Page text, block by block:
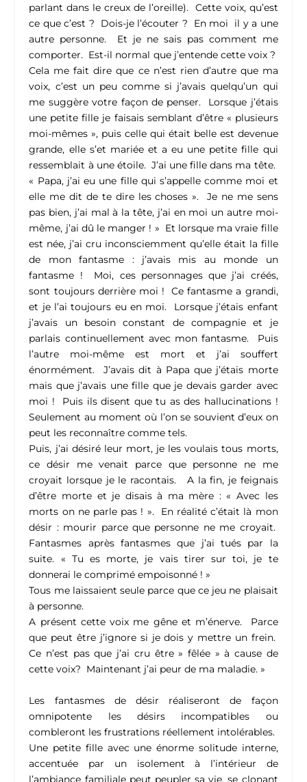
parlant dans le creux de l’oreille). Cette voix, qu’est
ce que c’est ? Dois-je l’écouter ? En moi il y a une
autre personne. Et je ne sais pas comment me
comporter. Est-il normal que j’entende cette voix ?
Cela me fait dire que ce n’est rien d’autre que ma
voix, c’est un peu comme si j’avais quelqu’un qui
me suggère votre façon de penser. Lorsque j’étais
une petite fille je faisais semblant d’être « plusieurs
moi-mêmes », puis celle qui était belle est devenue
grande, elle s’et mariée et a eu une petite fille qui
ressemblait à une étoile. J’ai une fille dans ma tête.
« Papa, j’ai eu une fille qui s’appelle comme moi et
elle me dit de te dire les choses ». Je ne me sens
pas bien, j’ai mal à la tête, j’ai en moi un autre moi-
même, j’ai dû le manger ! » Et lorsque ma vraie fille
est née, j’ai cru inconsciemment qu’elle était la fille
de mon fantasme : j’avais mis au monde un
fantasme ! Moi, ces personnages que j’ai créés,
sont toujours derrière moi ! Ce fantasme a grandi,
et je l’ai toujours eu en moi. Lorsque j’étais enfant
j’avais un besoin constant de compagnie et je
parlais continuellement avec mon fantasme. Puis
l’autre moi-même est mort et j’ai souffert
énormément. J’avais dit à Papa que j’étais morte
mais que j’avais une fille que je devais garder avec
moi ! Puis ils disent que tu as des hallucinations !
Seulement au moment où l’on se souvient d’eux on
peut les reconnaître comme tels.
Puis, j’ai désiré leur mort, je les voulais tous morts,
ce désir me venait parce que personne ne me
croyait lorsque je le racontais. A la fin, je feignais
d’être morte et je disais à ma mère : « Avec les
morts on ne parle pas ! ». En réalité c’était là mon
désir : mourir parce que personne ne me croyait.
Fantasmes après fantasmes que j’ai tués par la
suite. « Tu es morte, je vais tirer sur toi, je te
donnerai le comprimé empoisonné ! »
Tous me laissaient seule parce que ce jeu ne plaisait
à personne.
A présent cette voix me gêne et m’énerve. Parce
que peut être j’ignore si je dois y mettre un frein.
Ce n’est pas que j’ai cru être » fêlée » à cause de
cette voix? Maintenant j’ai peur de ma maladie. »
Les fantasmes de désir réaliseront de façon
omnipotente les désirs incompatibles ou
combleront les frustrations réellement intolérables.
Une petite fille avec une énorme solitude interne,
accentuée par un isolement à l’intérieur de